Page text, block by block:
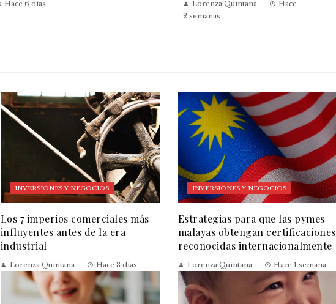
Hace 6 días Lorenza Quintana
Hace
2 semanas
INVERSIONES Y NEGOCIOS
Los 7 imperios comerciales más
influyentes antes de la era
industrial
Lorenza Quintana Hace 3 días
INVERSIONES Y NEGOCIOS
Estrategias para que las pymes
malayas obtengan certificaciones
reconocidas internacionalmente
Lorenza Quintana Hace 1 semana